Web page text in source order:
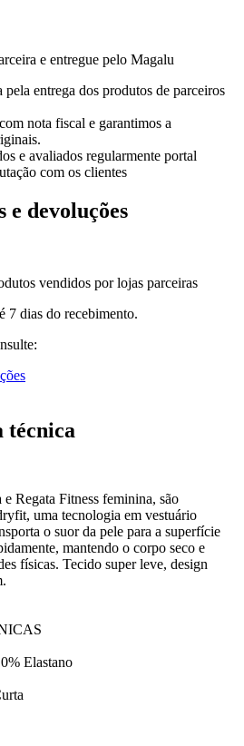
e entregue pelo Magalu
entrega dos produtos de parceiros
nota fiscal e garantimos a
e avaliados regularmente portal
com os clientes
e devoluções
vendidos por lojas parceiras
7 dias do recebimento.
técnica
Regata Fitness feminina, são
uma tecnologia em vestuário
o suor da pele para a superfície
mantendo o corpo seco e
físicas. Tecido super leve, design
Elastano